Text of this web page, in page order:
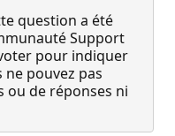
question a été
Support
pour indiquer
ne pouvez pas
ou de réponses ni